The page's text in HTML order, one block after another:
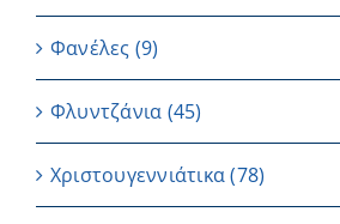
Φανέλες (9)
Φλυντζάνια (45)
Χριστουγεννιάτικα(78)